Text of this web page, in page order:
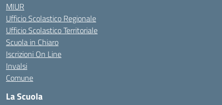
MIUR
Ufficio Scolastico Regionale
Ufficio Scolastico Territoriale
Scuola in Chiaro
Iscrizioni On Line
Invalsi
Comune
La Scuola